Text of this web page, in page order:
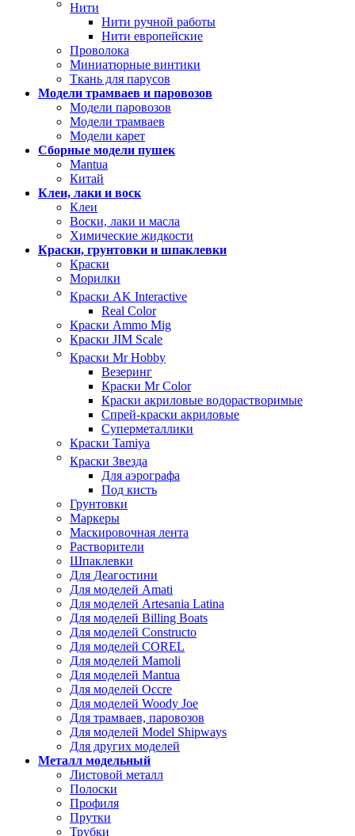
Нити
Нити ручной работы
Нити европейские
Проволока
Миниатюрные винтики
Ткань для парусов
Модели трамваев и паровозов
Модели паровозов
Модели трамваев
Модели карет
Сборные модели пушек
Mantua
Китай
Клеи, лаки и воск
Клеи
Воски, лаки и масла
Химические жидкости
Краски, грунтовки и шпаклевки
Краски
Морилки
Краски AK Interactive
Real Color
Краски Ammo Mig
Краски JIM Scale
Краски Mr Hobby
Везеринг
Краски Mr Color
Краски акриловые водорастворимые
Спрей-краски акриловые
Суперметаллики
Краски Tamiya
Краски Звезда
Для аэрографа
Под кисть
Грунтовки
Маркеры
Маскировочная лента
Растворители
Шпаклевки
Для Деагостини
Для моделей Amati
Для моделей Artesania Latina
Для моделей Billing Boats
Для моделей Constructo
Для моделей COREL
Для моделей Mamoli
Для моделей Mantua
Для моделей Occre
Для моделей Woody Joe
Для трамваев, паровозов
Для моделей Model Shipways
Для других моделей
Металл модельный
Листовой металл
Полоски
Профиля
Прутки
Трубки